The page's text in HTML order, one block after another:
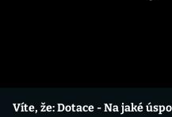
Víte, že: Dotace - Na jaké